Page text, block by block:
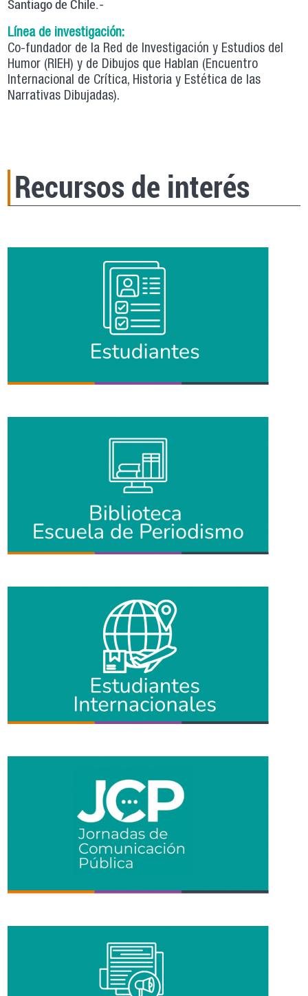
Santiago de Chile.-
Línea de investigación:
Co-fundador de la Red de Investigación y Estudios del
Humor (RIEH) y de Dibujos que Hablan (Encuentro
Internacional de Crítica, Historia y Estética de las
Narrativas Dibujadas).
Recursos de interés